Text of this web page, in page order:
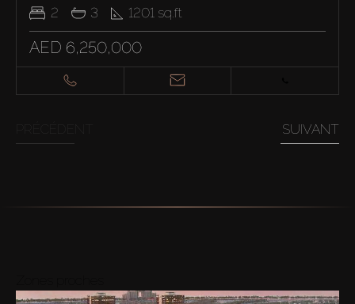
2
3 1201 sq.ft
AED 6,250,000
SUIVANT